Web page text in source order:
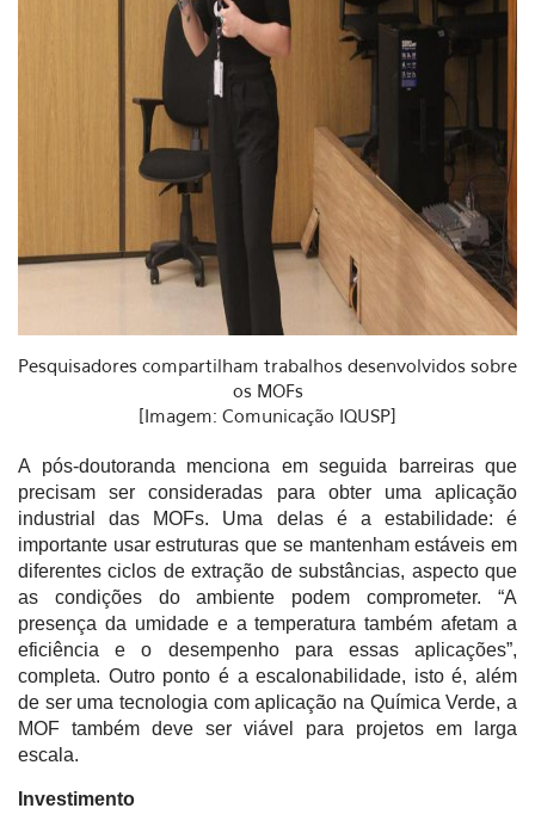
Pesquisadores compartilham trabalhos desenvolvidos sobre
os MOFs
[Imagem: Comunicação IQUSP]
A pós-doutoranda menciona em seguida barreiras que
precisam ser consideradas para obter uma aplicação
industrial das MOFs. Uma delas é a estabilidade: é
importante usar estruturas que se mantenham estáveis em
diferentes ciclos de extração de substâncias, aspecto que
as condições do ambiente podem comprometer. “A
presença da umidade e a temperatura também afetam a
eficiência e o desempenho para essas aplicações”,
completa. Outro ponto é a escalonabilidade, isto é, além
de ser uma tecnologia com aplicação na Química Verde, a
MOF também deve ser viável para projetos em larga
escala.
Investimento